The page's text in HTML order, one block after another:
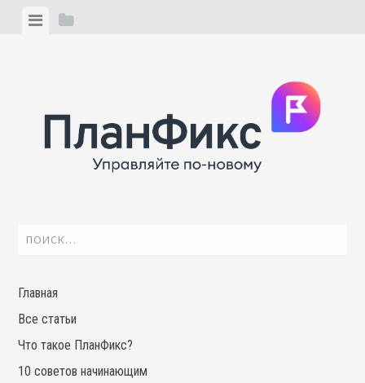
ViewView
Найти:
Главная
Все статьи
Что такое ПланФикс?
10 советов начинающим